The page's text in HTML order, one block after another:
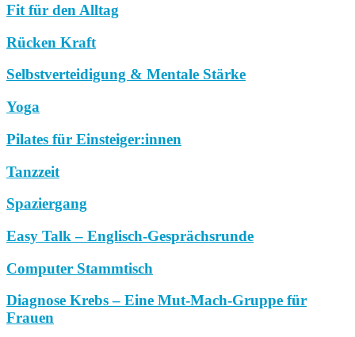
Fit für den Alltag
Rücken Kraft
Selbstverteidigung & Mentale Stärke
Yoga
Pilates für Einsteiger:innen
Tanzzeit
Spaziergang
Easy Talk – Englisch-Gesprächsrunde
Computer Stammtisch
Diagnose Krebs – Eine Mut-Mach-Gruppe für
Frauen